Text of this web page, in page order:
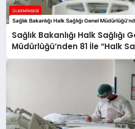
Sağlık Bakanlığı Halk Sağlığı
Müdürlüğü’nden 81 İle “Halk
Ekipleri” Gönderildi